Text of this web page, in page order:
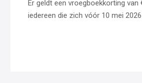
Er geldt een vroegboekkorting van
iedereen die zich vóór 10 mei